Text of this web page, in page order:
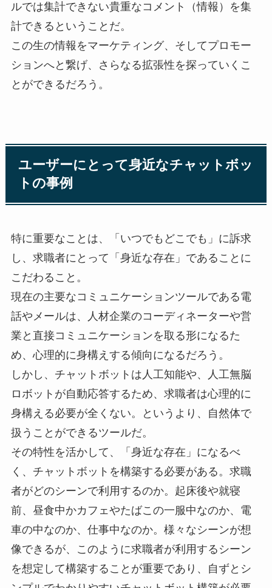
ルでは集計できない貴重なコメント（情報）を集
計できるということだ。
この生の情報をマーケティング、そしてプロモー
ションへと繋げ、さらなる拡張性を探っていくこ
とができるだろう。
ユーザーにとって身近なチャットボッ
トの事例
特に重要なことは、「いつでもどこでも」に訴求
し、求職者にとって「身近な存在」であることに
こだわること。
現在の主要なコミュニケーションツールである電
話やメールは、人材企業のコーディネーターや営
業と直接コミュニケーションを取る形になるた
め、心理的に身構えする傾向になるだろう。
しかし、チャットボットは人工知能や、人工無脳
ロボットが自動応答するため、求職者は心理的に
身構える必要が全くない。というより、自然体で
扱うことができるツールだ。
その特性を活かして、「身近な存在」になるべ
く、チャットボットを構築する必要がある。求職
者がどのシーンで利用するのか。起床後や就寝
前、昼食中かカフェやたばこの一服中なのか、電
車の中なのか、仕事中なのか。様々なシーンが想
像できるが、このように求職者が利用するシーン
を想定して構築することが重要であり、自ずとシ